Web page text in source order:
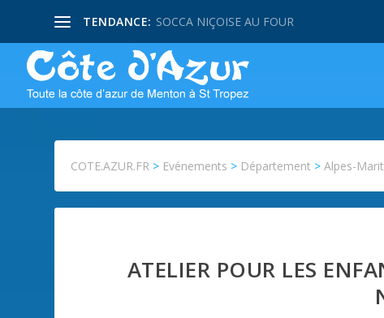
TENDANCE: SOCCA NIÇOISE AU FOUR
COTE.AZUR.FR > Evénements > Département >Alpes-
ATELIER POUR LES